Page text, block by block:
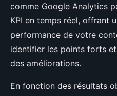
comme Google Analytics
KPI en temps réel, offrant
performance de votre
identifier les points forts
des améliorations.
En fonction des résultats